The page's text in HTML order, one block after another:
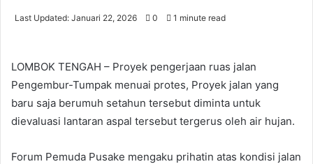
Last Updated: Januari 22, 2026 0 1 minute read
LOMBOK TENGAH – Proyek pengerjaan ruas jalan
Pengembur-Tumpak menuai protes, Proyek jalan yang
baru saja berumuh setahun tersebut diminta untuk
dievaluasi lantaran aspal tersebut tergerus oleh air hujan.
Forum Pemuda Pusake mengaku prihatin atas kondisi jalan